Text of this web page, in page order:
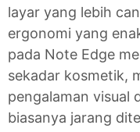
layar yang lebih
ergonomi yang
pada Note Edge
sekadar kosmetik,
pengalaman visual
biasanya jarang